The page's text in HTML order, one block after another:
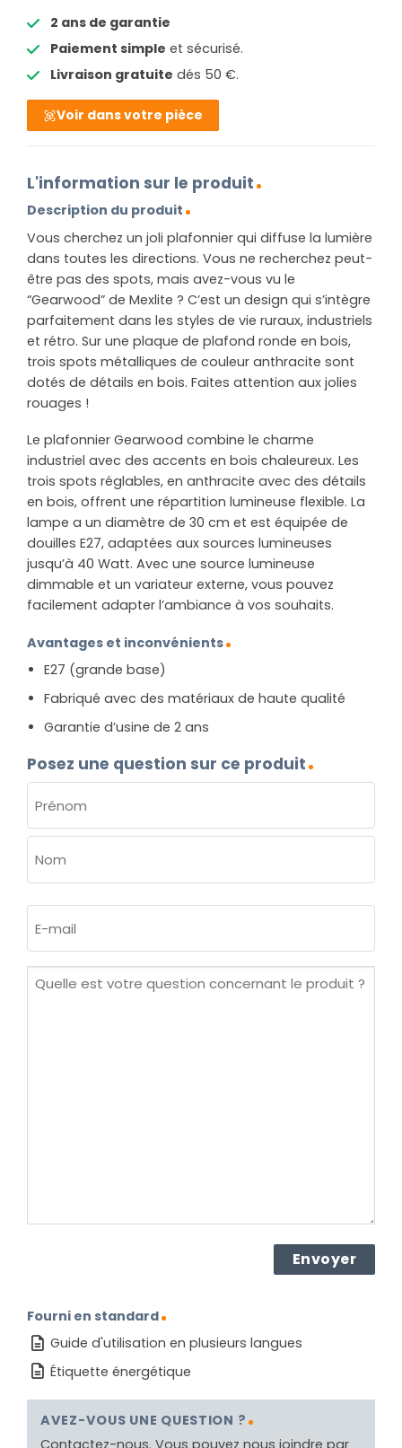
2 ans de garantie
Paiement simple et sécurisé.
Livraison gratuite dés 50 €.
Voir dans votre pièce
L'information sur le produit
Description du produit
Vous cherchez un joli plafonnier qui diffuse la lumière
dans toutes les directions. Vous ne recherchez peut-
être pas des spots, mais avez-vous vu le
“Gearwood” de Mexlite ? C’est un design qui s’intègre
parfaitement dans les styles de vie ruraux, industriels
et rétro. Sur une plaque de plafond ronde en bois,
trois spots métalliques de couleur anthracite sont
dotés de détails en bois. Faites attention aux jolies
rouages !
Le plafonnier Gearwood combine le charme
industriel avec des accents en bois chaleureux. Les
trois spots réglables, en anthracite avec des détails
en bois, offrent une répartition lumineuse flexible. La
lampe a un diamètre de 30 cm et est équipée de
douilles E27, adaptées aux sources lumineuses
jusqu’à 40 Watt. Avec une source lumineuse
dimmable et un variateur externe, vous pouvez
facilement adapter l’ambiance à vos souhaits.
Avantages et inconvénients
E27 (grande base)
Fabriqué avec des matériaux de haute qualité
Garantie d’usine de 2 ans
Posez une question sur ce produit
(NÉCESSAIRE)
Prénom
mail
Quelle
Fourni en standard
Guide d'utilisation en plusieurs langues
Étiquette énergétique
AVEZ-VOUS UNE QUESTION ?
Contactez-nous. Vous pouvez nous joindre par